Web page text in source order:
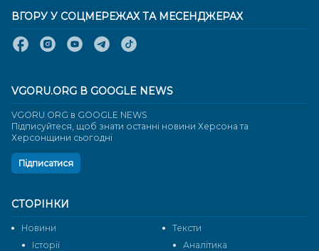
СТОРІНКИ
Новини
Тексти
Історії
Аналітика
ВГОРУ У СОЦМЕРЕЖАХ ТА МЕСЕНДЖЕРАХ
VGORU.ORG В GOOGLE NEWS
VGORU.ORG в GOOGLE NEWS
Підписуйтеся, щоб знати останні новини Херсона та
Херсонщини сьогодні
Підписатися